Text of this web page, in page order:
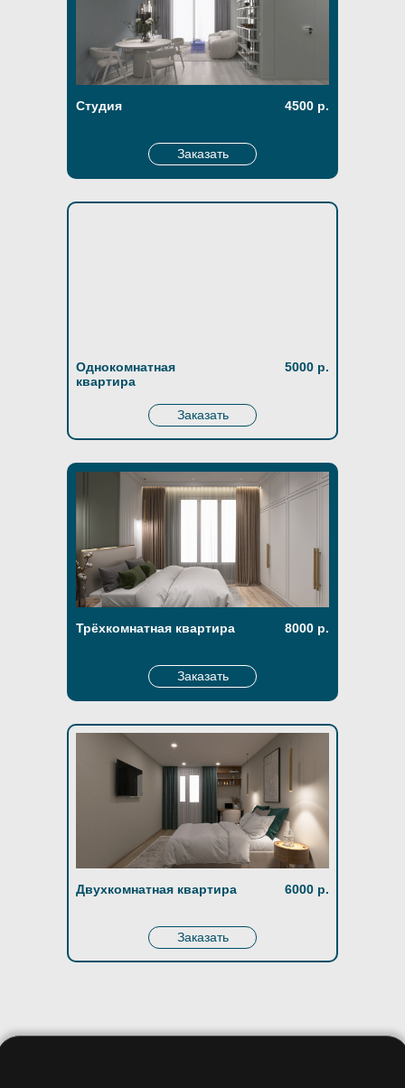
4500 р.
Студия
5000 р.
Однокомнатная
квартира
Заказать
Заказать
8000 р.
Трёхкомнатная квартира
6000 р.
Двухкомнатная квартира
Заказать
Заказать